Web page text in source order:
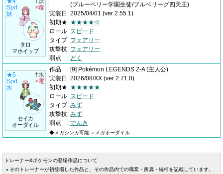
Spd
妖
タロ
マホイップ
×毒
(ブルーベリー学園生徒/ブルベリーグ四天王)
実装日 : 2025/04/01 (ver 2.55.1)
初期★: ★★★★☆
ロール: スピード
タイプ: フェアリー
攻撃技: フェアリー
弱点
: どく
★5
Spd
水
セイカ
オーダイル
†水
×電
作品 : [9] Pokémon LEGENDS Z-A(主人公)
実装日 : 2026/08/XX (ver 2.71.0)
初期★: ★★★★★
ロール: スピード
タイプ: みず
攻撃技: みず
弱点
: でんき
◆メガシンカ可能: › メガオーダイル
トレーナー&ポケモンの登場作品について
そのトレーナーが初登場した作品と、その作品内での職業・所属・続柄を記載しています。